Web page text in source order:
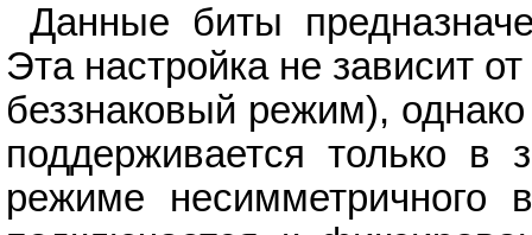
Данные биты
Эта настройка не зависит
беззнаковый режим),
поддерживается только
режиме